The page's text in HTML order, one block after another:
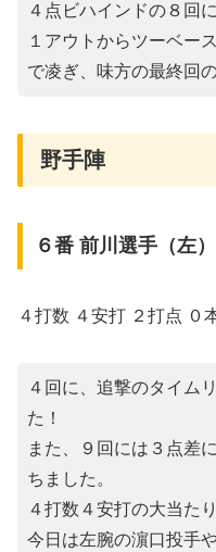
４点ビハインドの８回
１アウトからツーベー
で凌ぎ、味方の最終回
野手陣
６番 前川選手（左）
４打数 ４安打 ２打点 ０
４回に、追撃のタイム
た！
また、９回には３点差
ちました。
４打数４安打の大当たり
今日は左腕の濵口投手